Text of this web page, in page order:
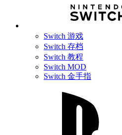
Switch 游戏
Switch 存档
Switch 教程
Switch MOD
Switch 金手指